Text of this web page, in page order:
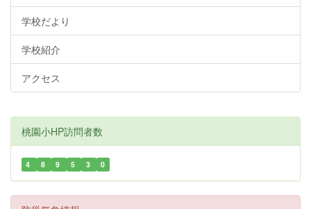
学校だより
学校紹介
アクセス
桃園小HP訪問者数
4 8 9 5 3 0